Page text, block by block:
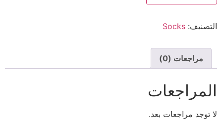
التصنيف: Socks
مراجعات (0)
المراجعات
لا توجد مراجعات بعد.